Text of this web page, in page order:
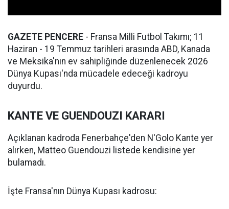
GAZETE PENCERE - Fransa Milli Futbol Takımı; 11
Haziran - 19 Temmuz tarihleri arasında ABD, Kanada
ve Meksika'nın ev sahipliğinde düzenlenecek 2026
Dünya Kupası'nda mücadele edeceği kadroyu
duyurdu.
KANTE VE GUENDOUZI KARARI
Açıklanan kadroda Fenerbahçe'den N'Golo Kante yer
alırken, Matteo Guendouzi listede kendisine yer
bulamadı.
İşte Fransa'nın Dünya Kupası kadrosu: